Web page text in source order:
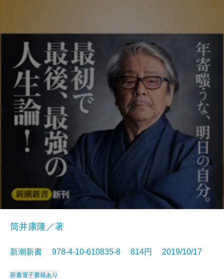
筒井康隆／著
新潮新書 978-4-10-610835-8 814円 2019/10/17
新書電子書籍あり